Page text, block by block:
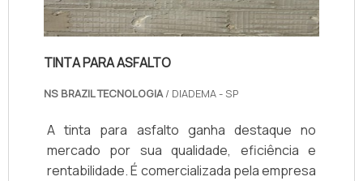
TINTA PARA ASFALTO
NS BRAZIL TECNOLOGIA/ DIADEMA - SP
A tinta para asfalto ganha destaque no
mercado por sua qualidade, eficiência e
rentabilidade. É comercializada pela empresa